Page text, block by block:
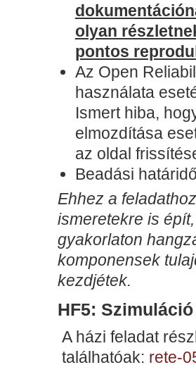
olyan
pontos
Az Open
használata
Ismert hiba,
elmozdítása
az oldal
Beadási
Ehhez a
ismeretekre is
gyakorlaton
komponensek
kezdjétek.
HF5:
A házi feladat
találhatóak: rete-